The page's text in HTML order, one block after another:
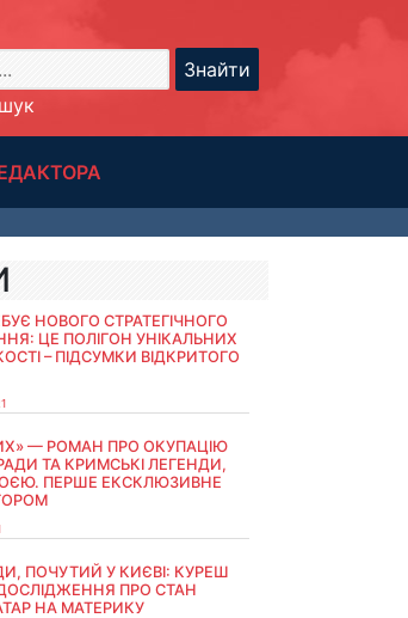
Знайти
НОВОГО СТРАТЕГІЧНОГО
ЦЕ ПОЛІГОН УНІКАЛЬНИХ
– ПІДСУМКИ ВІДКРИТОГО
— РОМАН ПРО ОКУПАЦІЮ
ТА КРИМСЬКІ ЛЕГЕНДИ,
ПЕРШЕ ЕКСКЛЮЗИВНЕ
ПОЧУТИЙ У КИЄВІ: КУРЕШ
ПРО СТАН
НА МАТЕРИКУ